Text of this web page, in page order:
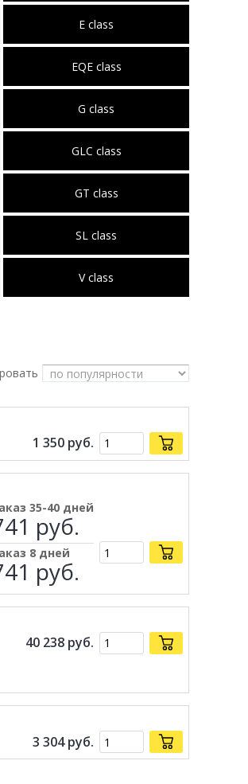
E class
EQE class
G class
GLC class
GT class
SL class
V class
1 350 руб.
35-40 дней
руб.
8 дней
руб.
40 238 руб.
3 304руб.